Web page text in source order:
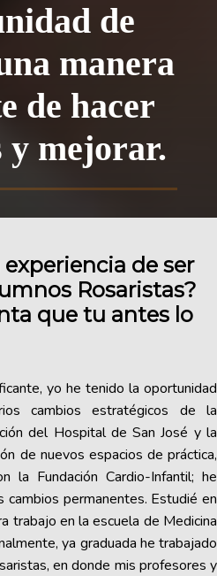
de
manera
de hacer
y mejorar.
de ser
Rosaristas?
que tu antes lo
yo he tenido la oportunidad
cambios estratégicos de la
del Hospital de San José y la
de nuevos espacios de práctica,
la Fundación Cardio-Infantil; he
cambios permanentes. Estudié en
trabajo en la escuela de Medicina
ya graduada he trabajado
en donde mis profesores y